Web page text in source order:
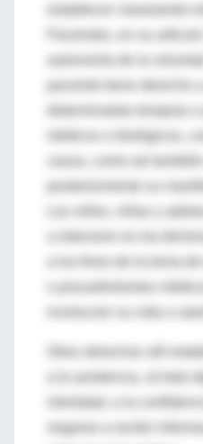
determinadas terapias
médicos o biológicos,
a los fines de la toma
o procedimientos
a la asistencia, al trato
negarse a recibir